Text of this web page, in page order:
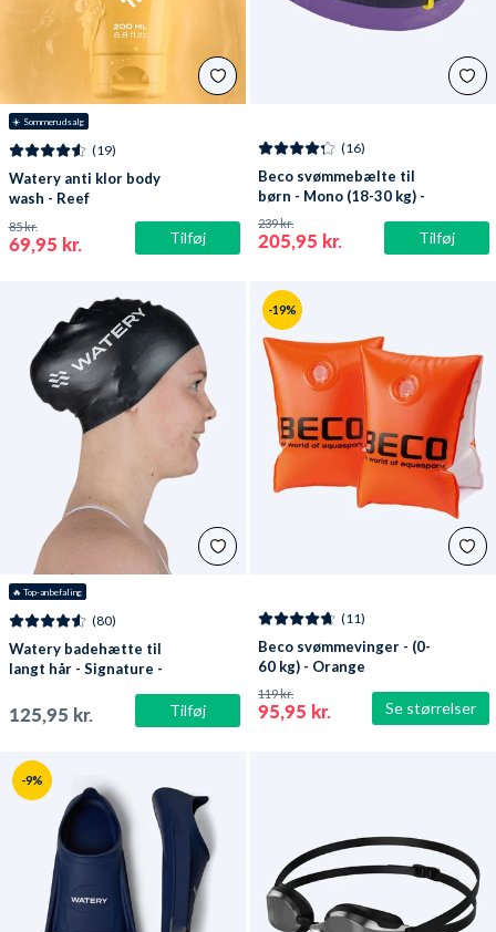
☀️ Sommerudsalg
Tilføj
(19)
Watery anti klor body
wash - Reef
69,95 kr.
85 kr.
Tilføj
(16)
Beco svømmebælte til
børn - Mono (18-30 kg) -
Medium (Lilla)
205,95 kr.
239 kr.
🔥 Top-anbefaling
Tilføj
(80)
Watery badehætte til
langt hår - Signature -
125,95 kr.
-19%
Se størrelser
(11)
Beco svømmevinger - (0-
60 kg) - Orange
95,95 kr.
119 kr.
-9%